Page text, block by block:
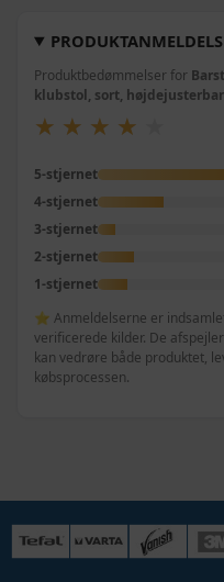
Produktbedømmelser for
klubstol, sort, højdejusterbar
★
★ ★
★ ★
★ ★
★
5-stjernet
4-stjernet
3-stjernet
2-stjernet
1-stjernet
⭐ Anmeldelserne er
verificerede kilder. De
kan vedrøre både produktet,
købsprocessen.